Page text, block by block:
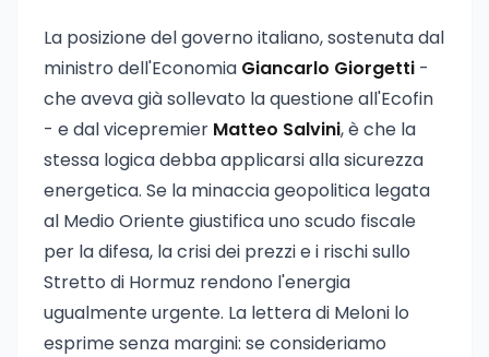
La posizione del governo italiano, sostenuta dal
ministro dell'Economia Giancarlo Giorgetti -
che aveva già sollevato la questione all'Ecofin
- e dal vicepremier Matteo Salvini, è che la
stessa logica debba applicarsi alla sicurezza
energetica. Se la minaccia geopolitica legata
al Medio Oriente giustifica uno scudo fiscale
per la difesa, la crisi dei prezzi e i rischi sullo
Stretto di Hormuz rendono l'energia
ugualmente urgente. La lettera di Meloni lo
esprime senza margini: se consideriamo